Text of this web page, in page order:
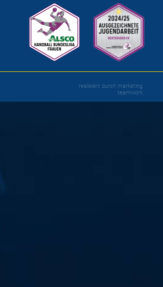
realisiert durch marketing
teamwork